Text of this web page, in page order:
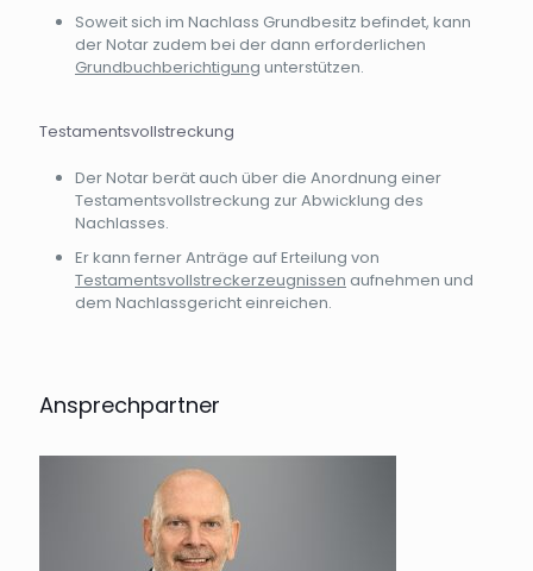
Soweit sich im Nachlass Grundbesitz befindet, kann
der Notar zudem bei der dann erforderlichen
Grundbuchberichtigung unterstützen.
Testamentsvollstreckung
Der Notar berät auch über die Anordnung einer
Testamentsvollstreckung zur Abwicklung des
Nachlasses.
Er kann ferner Anträge auf Erteilung von
Testamentsvollstreckerzeugnissen aufnehmen und
dem Nachlassgericht einreichen.
Ansprechpartner